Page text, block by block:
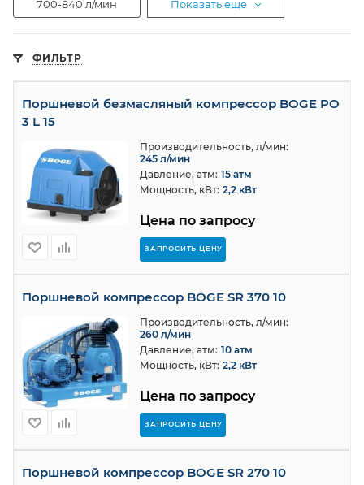
700-840 л/мин Показать еще
ФИЛЬТР
Поршневой безмасляный компрессор BOGE PO
3 L 15
Цена по запросу
ЗАПРОСИТЬ ЦЕНУ
Производительность, л/мин:
245 л/мин
Давление, атм: 15 атм
Мощность, кВт: 2,2 кВт
Поршневой компрессор BOGE SR 370 10
Цена по запросу
ЗАПРОСИТЬ ЦЕНУ
Производительность, л/мин:
260 л/мин
Давление, атм: 10 атм
Мощность, кВт: 2,2 кВт
Поршневой компрессор BOGE SR 270 10